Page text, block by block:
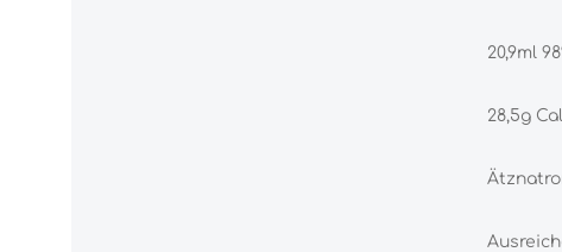
20,9ml
28,5g